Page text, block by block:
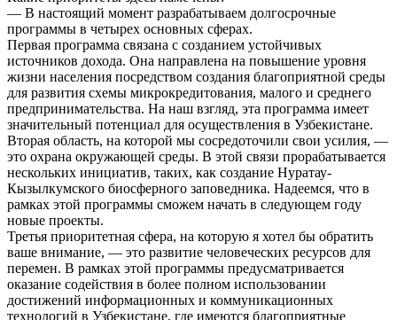
— В настоящий момент разрабатываем долгосрочные
программы в четырех основных сферах.
Первая программа связана с созданием устойчивых
источников дохода. Она направлена на повышение уровня
жизни населения посредством создания благоприятной среды
для развития схемы микрокредитования, малого и среднего
предпринимательства. На наш взгляд, эта программа имеет
значительный потенциал для осуществления в Узбекистане.
Вторая область, на которой мы сосредоточили свои усилия, —
это охрана окружающей среды. В этой связи прорабатывается
нескольких инициатив, таких, как создание Нуратау-
Кызылкумского биосферного заповедника. Надеемся, что в
рамках этой программы сможем начать в следующем году
новые проекты.
Третья приоритетная сфера, на которую я хотел бы обратить
ваше внимание, — это развитие человеческих ресурсов для
перемен. В рамках этой программы предусматривается
оказание содействия в более полном использовании
достижений информационных и коммуникационных
технологий в Узбекистане, где имеются благоприятные